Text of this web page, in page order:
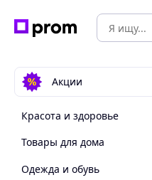
Акции
Красота и здоровье
Товары для дома
Одежда и обувь